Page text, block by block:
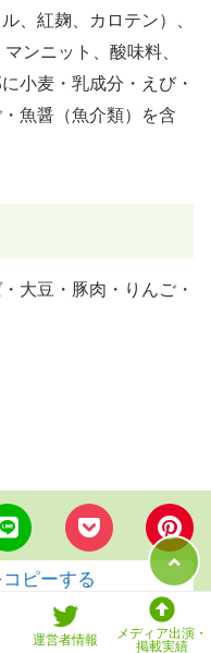
、紅麹、カロテン）、
ンニット、酸味料、
小麦・乳成分・えび・
魚醤（魚介類）を含
大豆・豚肉・りんご・
ピーする
運営者情報
メディア出演・
掲載実績